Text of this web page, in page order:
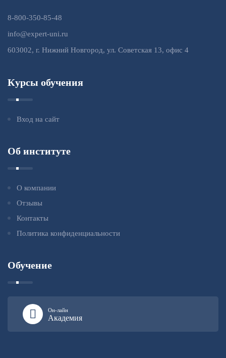
8-800-350-85-48
info@expert-uni.ru
603002, г. Нижний Новгород, ул. Советская 13, офис 4
Курсы обучения
Вход на сайт
Об институте
О компании
Отзывы
Контакты
Политика конфиденциальности
Обучение
Он-лайн
Академия